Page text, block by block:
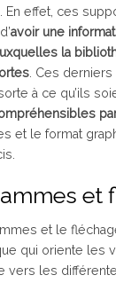
En effet, ces
avoir une
la
. Ces
à ce qu’ils
et le format
et
et le
qui oriente les
vers les